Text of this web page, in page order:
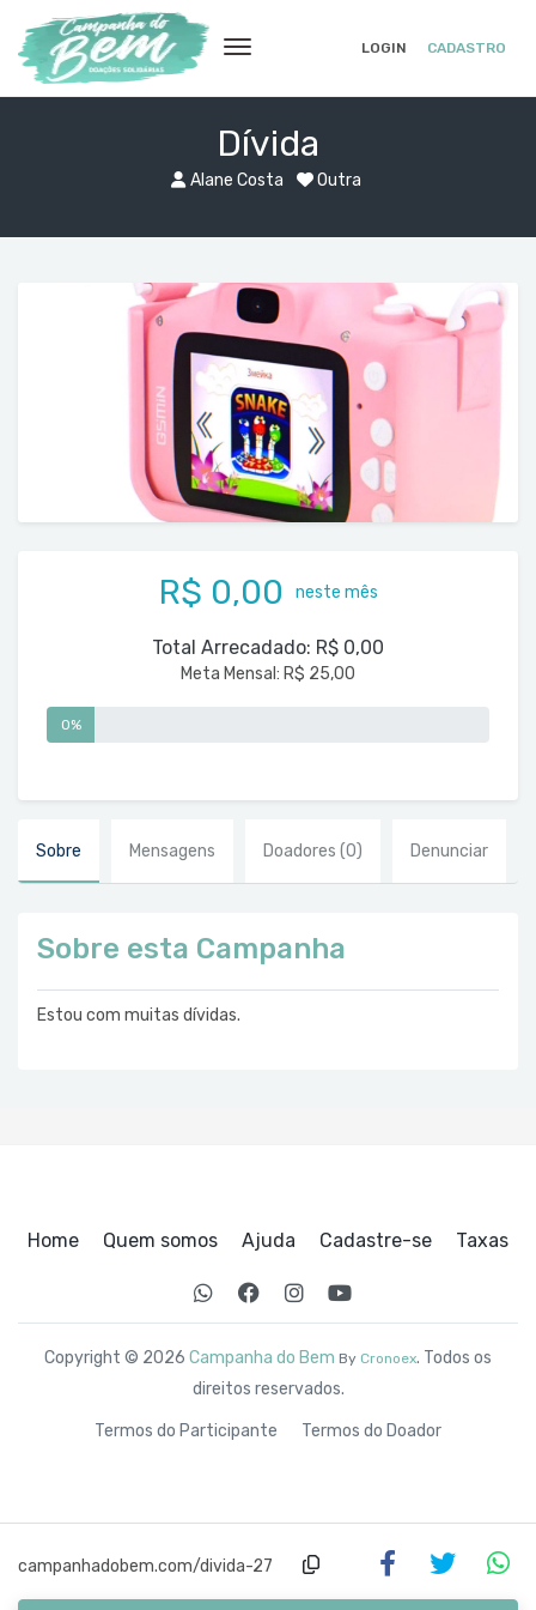
LOGIN CADASTRO
Dívida
Alane Costa Outra
R$ 0,00 neste mês
Total Arrecadado: R$ 0,00
Meta Mensal: R$ 25,00
0%
Sobre Mensagens Doadores (0) Denunciar
Sobre esta Campanha
Estou com muitas dívidas.
campanhadobem.com/divida-27
Home Quem somos Ajuda Cadastre-se Taxas
Copyright © 2026 Campanha do Bem By Cronoex. Todos os
direitos reservados.
Termos do Participante Termos do Doador